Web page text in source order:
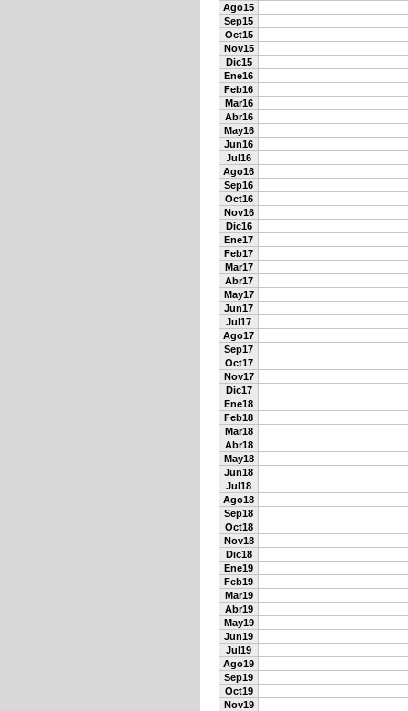
Ago15
Sep15
Oct15
Nov15
Dic15
Ene16
Feb16
Mar16
Abr16
May16
Jun16
Jul16
Ago16
Sep16
Oct16
Nov16
Dic16
Ene17
Feb17
Mar17
Abr17
May17
Jun17
Jul17
Ago17
Sep17
Oct17
Nov17
Dic17
Ene18
Feb18
Mar18
Abr18
May18
Jun18
Jul18
Ago18
Sep18
Oct18
Nov18
Dic18
Ene19
Feb19
Mar19
Abr19
May19
Jun19
Jul19
Ago19
Sep19
Oct19
Nov19